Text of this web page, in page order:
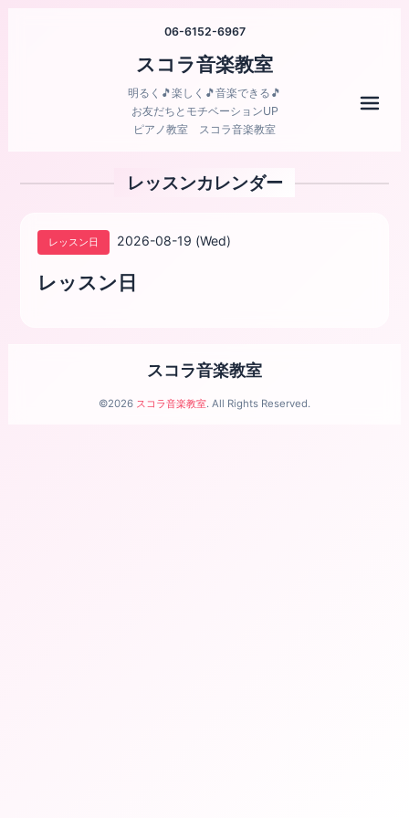
06-6152-6967
スコラ音楽教室
明るく🎵楽しく🎵音楽できる🎵
お友だちとモチベーションUP
ピアノ教室 スコラ音楽教室
レッスンカレンダー
レッスン日 2026-08-19 (Wed)
レッスン日
スコラ音楽教室
©2026 スコラ音楽教室. All Rights Reserved.